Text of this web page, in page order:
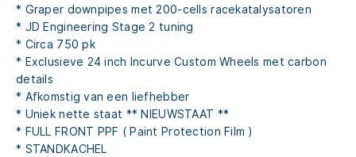
* Graper downpipes met 200-cells racekatalysatoren
* JD Engineering Stage 2 tuning
* Circa 750 pk
* Exclusieve 24 inch Incurve Custom Wheels met carbon
details
* Afkomstig van een liefhebber
* Uniek nette staat ** NIEUWSTAAT **
* FULL FRONT PPF ( Paint Protection Film )
* STANDKACHEL